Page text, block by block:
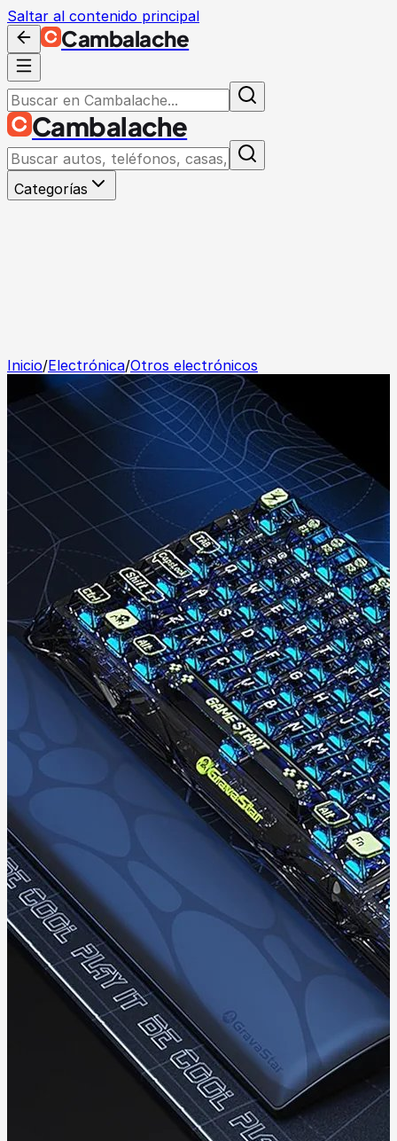
Saltar al contenido principal
Cambalache
Cambalache
Categorías
Inicio/Electrónica/Otros electrónicos